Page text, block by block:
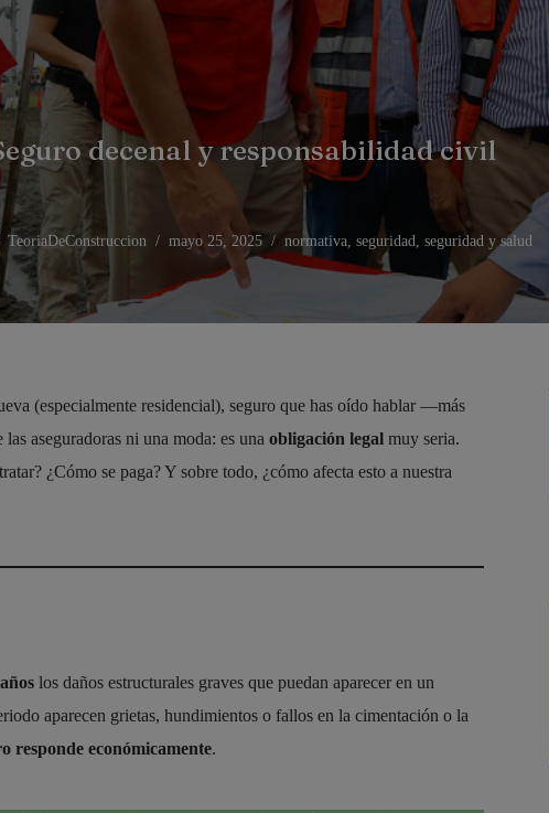
decenal y responsabilidad civil
TeoriaDeConstruccion mayo 25, 2025 normativa seguridad seguridad y salud
(especialmente residencial), seguro que has oído hablar —más
aseguradoras ni una moda: es una obligación legal muy seria.
¿Cómo se paga? Y sobre todo, ¿cómo afecta esto a nuestra
los daños estructurales graves que puedan aparecer en un
aparecen grietas, hundimientos o fallos en la cimentación o la
responde económicamente.